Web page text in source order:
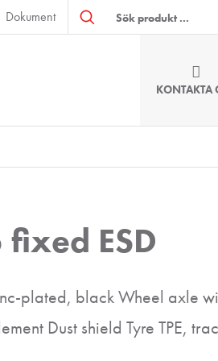
Dokument
KONTAKTA
ESD
plated, black Wheel axle
Dust shield Tyre TPE,